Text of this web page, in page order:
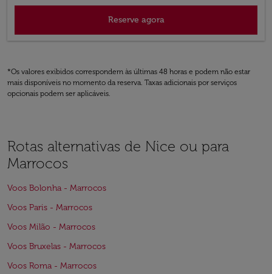
Reserve agora
*Os valores exibidos correspondem às últimas 48 horas e podem não estar
mais disponíveis no momento da reserva. Taxas adicionais por serviços
opcionais podem ser aplicáveis.
Rotas alternativas de Nice ou para
Marrocos
Voos Bolonha - Marrocos
Voos Paris - Marrocos
Voos Milão - Marrocos
Voos Bruxelas - Marrocos
Voos Roma - Marrocos